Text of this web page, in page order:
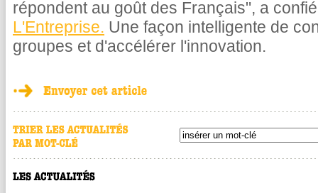
répondent au goût des Français", a
L'Entreprise. Une façon intelligente de
groupes et d'accélérer l'innovation.